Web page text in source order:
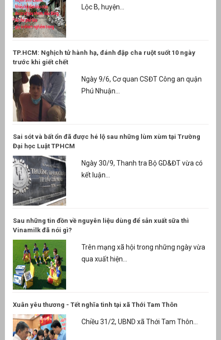
Lộc B, huyện...
TP.HCM: Nghịch tử hành hạ, đánh đập cha ruột suốt 10 ngày
trước khi giết chết
Ngày 9/6, Cơ quan CSĐT Công an quận
Phú Nhuận...
Sai sót và bất ổn đã được hé lộ sau những lùm xùm tại Trường
Đại học Luật TPHCM
Ngày 30/9, Thanh tra Bộ GD&ĐT vừa có
kết luận...
Sau những tin đồn về nguyên liệu dùng để sản xuất sữa thì
Vinamilk đã nói gì?
Trên mạng xã hội trong những ngày vừa
qua xuất hiện...
Xuân yêu thương - Tết nghĩa tình tại xã Thới Tam Thôn
Chiều 31/2, UBND xã Thới Tam Thôn...